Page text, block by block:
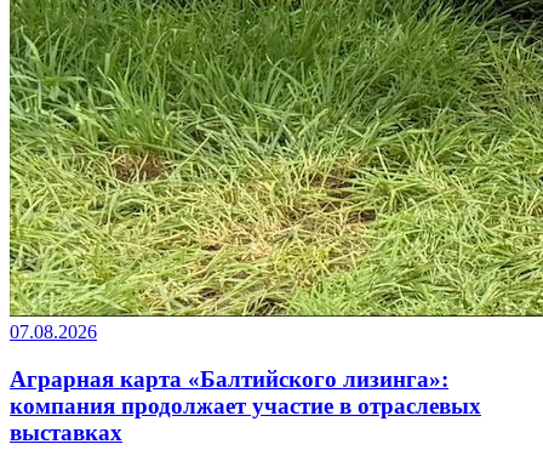
07.08.2026
Аграрная карта «Балтийского лизинга»:
компания продолжает участие в отраслевых
выставках